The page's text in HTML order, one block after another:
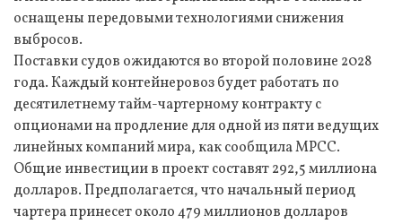
оснащены передовыми технологиями снижения
выбросов.
Поставки судов ожидаются во второй половине 2028
года. Каждый контейнеровоз будет работать по
десятилетнему тайм-чартерному контракту с
опционами на продление для одной из пяти ведущих
линейных компаний мира, как сообщила MPCC.
Общие инвестиции в проект составят 292,5 миллиона
долларов. Предполагается, что начальный период
чартера принесет около 479 миллионов долларов